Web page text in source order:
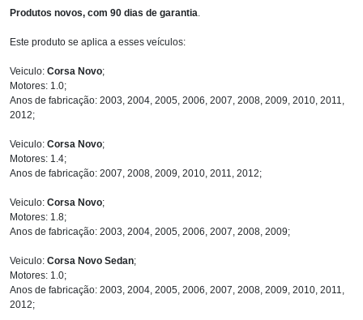
Produtos novos, com 90 dias de garantia
Este produto se aplica a esses veículos:
Veiculo: Corsa Novo;
Motores: 1.0;
Anos de fabricação: 2003, 2004, 2005, 2006, 2007, 2008, 2009, 2010, 2011,
2012;
Veiculo: Corsa Novo;
Motores: 1.4;
Anos de fabricação: 2007, 2008, 2009, 2010, 2011, 2012;
Veiculo: Corsa Novo;
Motores: 1.8;
Anos de fabricação: 2003, 2004, 2005, 2006, 2007, 2008, 2009;
Veiculo: Corsa Novo Sedan;
Motores: 1.0;
Anos de fabricação: 2003, 2004, 2005, 2006, 2007, 2008, 2009, 2010, 2011,
2012;